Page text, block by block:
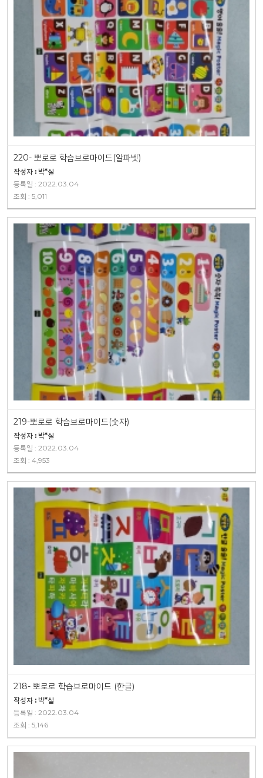
220- 뽀로로 학습브로마이드(알파벳)
작성자 : 박*실
등록일 : 2022.03.04
조회 : 5,011
219-뽀로로 학습브로마이드(숫자)
작성자 : 박*실
등록일 : 2022.03.04
조회 : 4,953
218- 뽀로로 학습브로마이드 (한글)
작성자 : 박*실
등록일 : 2022.03.04
조회 : 5,146